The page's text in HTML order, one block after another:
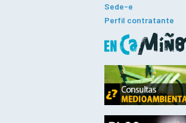
Sede-e
Perfil contratante